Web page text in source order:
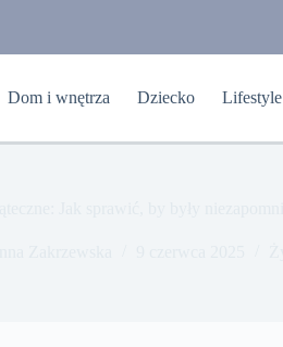
Dom i wnętrza Dziecko Lifestyle